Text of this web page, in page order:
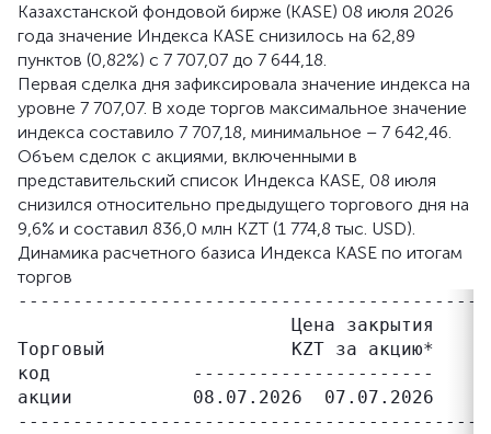
Казахстанской фондовой бирже (KASE) 08 июля 2026
года значение Индекса KASE снизилось на 62,89
пунктов (0,82%) c 7 707,07 до 7 644,18.
Первая сделка дня зафиксировала значение индекса на
уровне 7 707,07. В ходе торгов максимальное значение
индекса составило 7 707,18, минимальное – 7 642,46.
Объем сделок с акциями, включенными в
представительский список Индекса KASE, 08 июля
снизился относительно предыдущего торгового дня на
9,6% и составил 836,0 млн KZT (1 774,8 тыс. USD).
Динамика расчетного базиса Индекса KASE по итогам
торгов
                         Цена закрытия
Торговый                 KZT за акцию*
код             ----------------------
акции           08.07.2026  07.07.2026